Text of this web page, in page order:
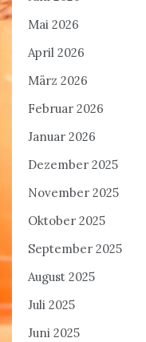
Mai 2026
April 2026
März 2026
Februar 2026
Januar 2026
Dezember 2025
November 2025
Oktober 2025
September 2025
August 2025
Juli 2025
Juni 2025